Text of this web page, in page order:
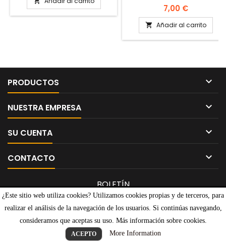
¿Este sitio web utiliza cookies? Utilizamos cookies propias y de terceros, para
realizar el análisis de la navegación de los usuarios. Si continúas navegando,
consideramos que aceptas su uso. Más información sobre cookies.
ACEPTO More Information
Precio
7,00 €
 Añadir al carrito
PRODUCTOS 
NUESTRA EMPRESA 
SU CUENTA 
CONTACTO 
BOLETÍN
© Copyright 2026 Videojuegos CLM. All Rights Reserved.